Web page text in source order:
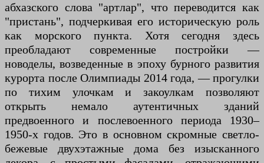
абхазского слова "артлар", что переводится как
"пристань", подчеркивая его историческую роль
как морского пункта. Хотя сегодня здесь
преобладают современные постройки —
новоделы, возведенные в эпоху бурного развития
курорта после Олимпиады 2014 года, — прогулки
по тихим улочкам и закоулкам позволяют
открыть немало аутентичных зданий
предвоенного и послевоенного периода 1930–
1950-х годов. Это в основном скромные светло-
бежевые двухэтажные дома без изысканного